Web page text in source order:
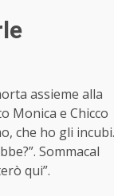
assieme alla
Monica e Chicco
che ho gli incubi.
Sommacal
qui”.